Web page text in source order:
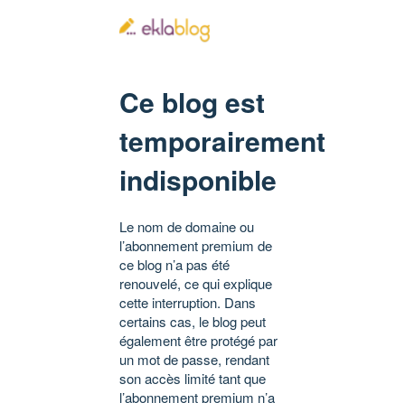
Ce blog est
temporairement
indisponible
Le nom de domaine ou
l’abonnement premium de
ce blog n’a pas été
renouvelé, ce qui explique
cette interruption. Dans
certains cas, le blog peut
également être protégé par
un mot de passe, rendant
son accès limité tant que
l’abonnement premium n’a